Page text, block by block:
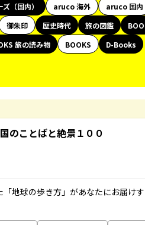
（国内） aruco 海外 aruco 国内
御朱印 歴史時代 旅の図鑑
旅の読み物 BOOKS
D-Books
のことばと絶景１００
地球の歩き方」があなたにお届け